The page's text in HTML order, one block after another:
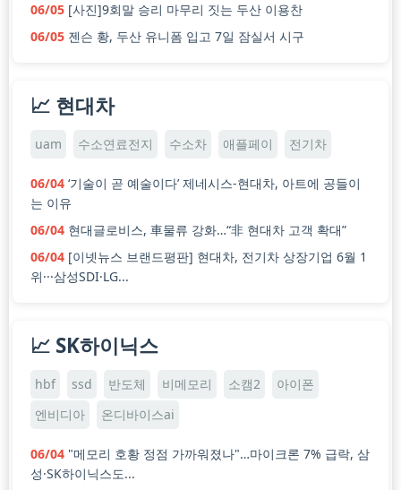
06/05 [사진]9회말 승리 마무리 짓는 두산 이용찬
06/05 젠슨 황, 두산 유니폼 입고 7일 잠실서 시구
📈 현대차
uam 수소연료전지 수소차 애플페이 전기차
06/04 ‘기술이 곧 예술이다’ 제네시스-현대차, 아트에 공들이
는 이유
06/04 현대글로비스, 車물류 강화…“非 현대차 고객 확대”
06/04 [이넷뉴스 브랜드평판] 현대차, 전기차 상장기업 6월 1
위···삼성SDI·LG...
📈 SK하이닉스
hbf ssd 반도체 비메모리 소캠2
아이폰
엔비디아
온디바이스ai
06/04 "메모리 호황 정점 가까워졌나"…마이크론 7% 급락, 삼
성·SK하이닉스도...